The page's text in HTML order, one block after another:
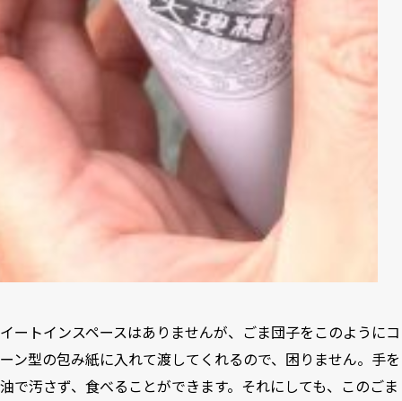
イートインスペースはありませんが、ごま団子をこのようにコ
ーン型の包み紙に入れて渡してくれるので、困りません。手を
油で汚さず、食べることができます。それにしても、このごま